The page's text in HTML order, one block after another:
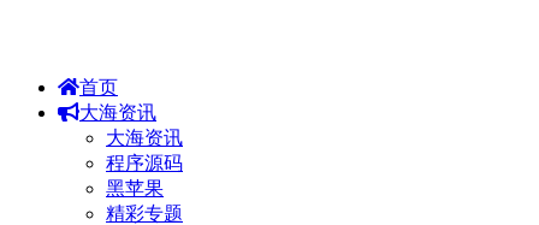
首页
大海资讯
大海资讯
程序源码
黑苹果
精彩专题